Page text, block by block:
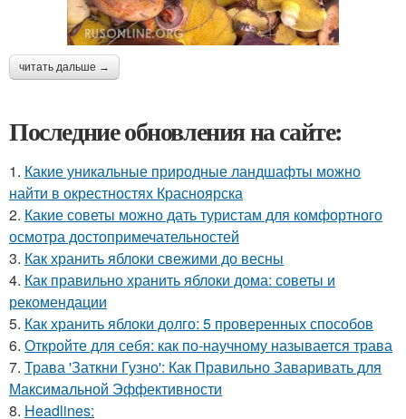
читать дальше →
Последние обновления на сайте:
1. Какие уникальные природные ландшафты можно
найти в окрестностях Красноярска
2. Какие советы можно дать туристам для комфортного
осмотра достопримечательностей
3. Как хранить яблоки свежими до весны
4. Как правильно хранить яблоки дома: советы и
рекомендации
5. Как хранить яблоки долго: 5 проверенных способов
6. Откройте для себя: как по-научному называется трава
7. Трава 'Заткни Гузно': Как Правильно Заваривать для
Максимальной Эффективности
8. Headlines: